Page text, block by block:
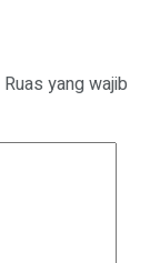
Ruas yang wajib